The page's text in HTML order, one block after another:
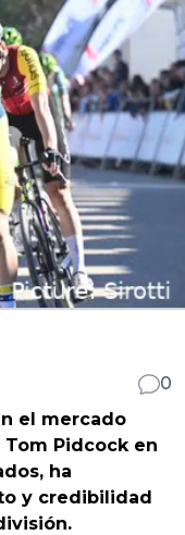
0
el mercado
Pidcock en
ha
y credibilidad